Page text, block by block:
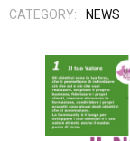
Fai una
- Entra nel
Contatti
CATEGORY:
NEWS